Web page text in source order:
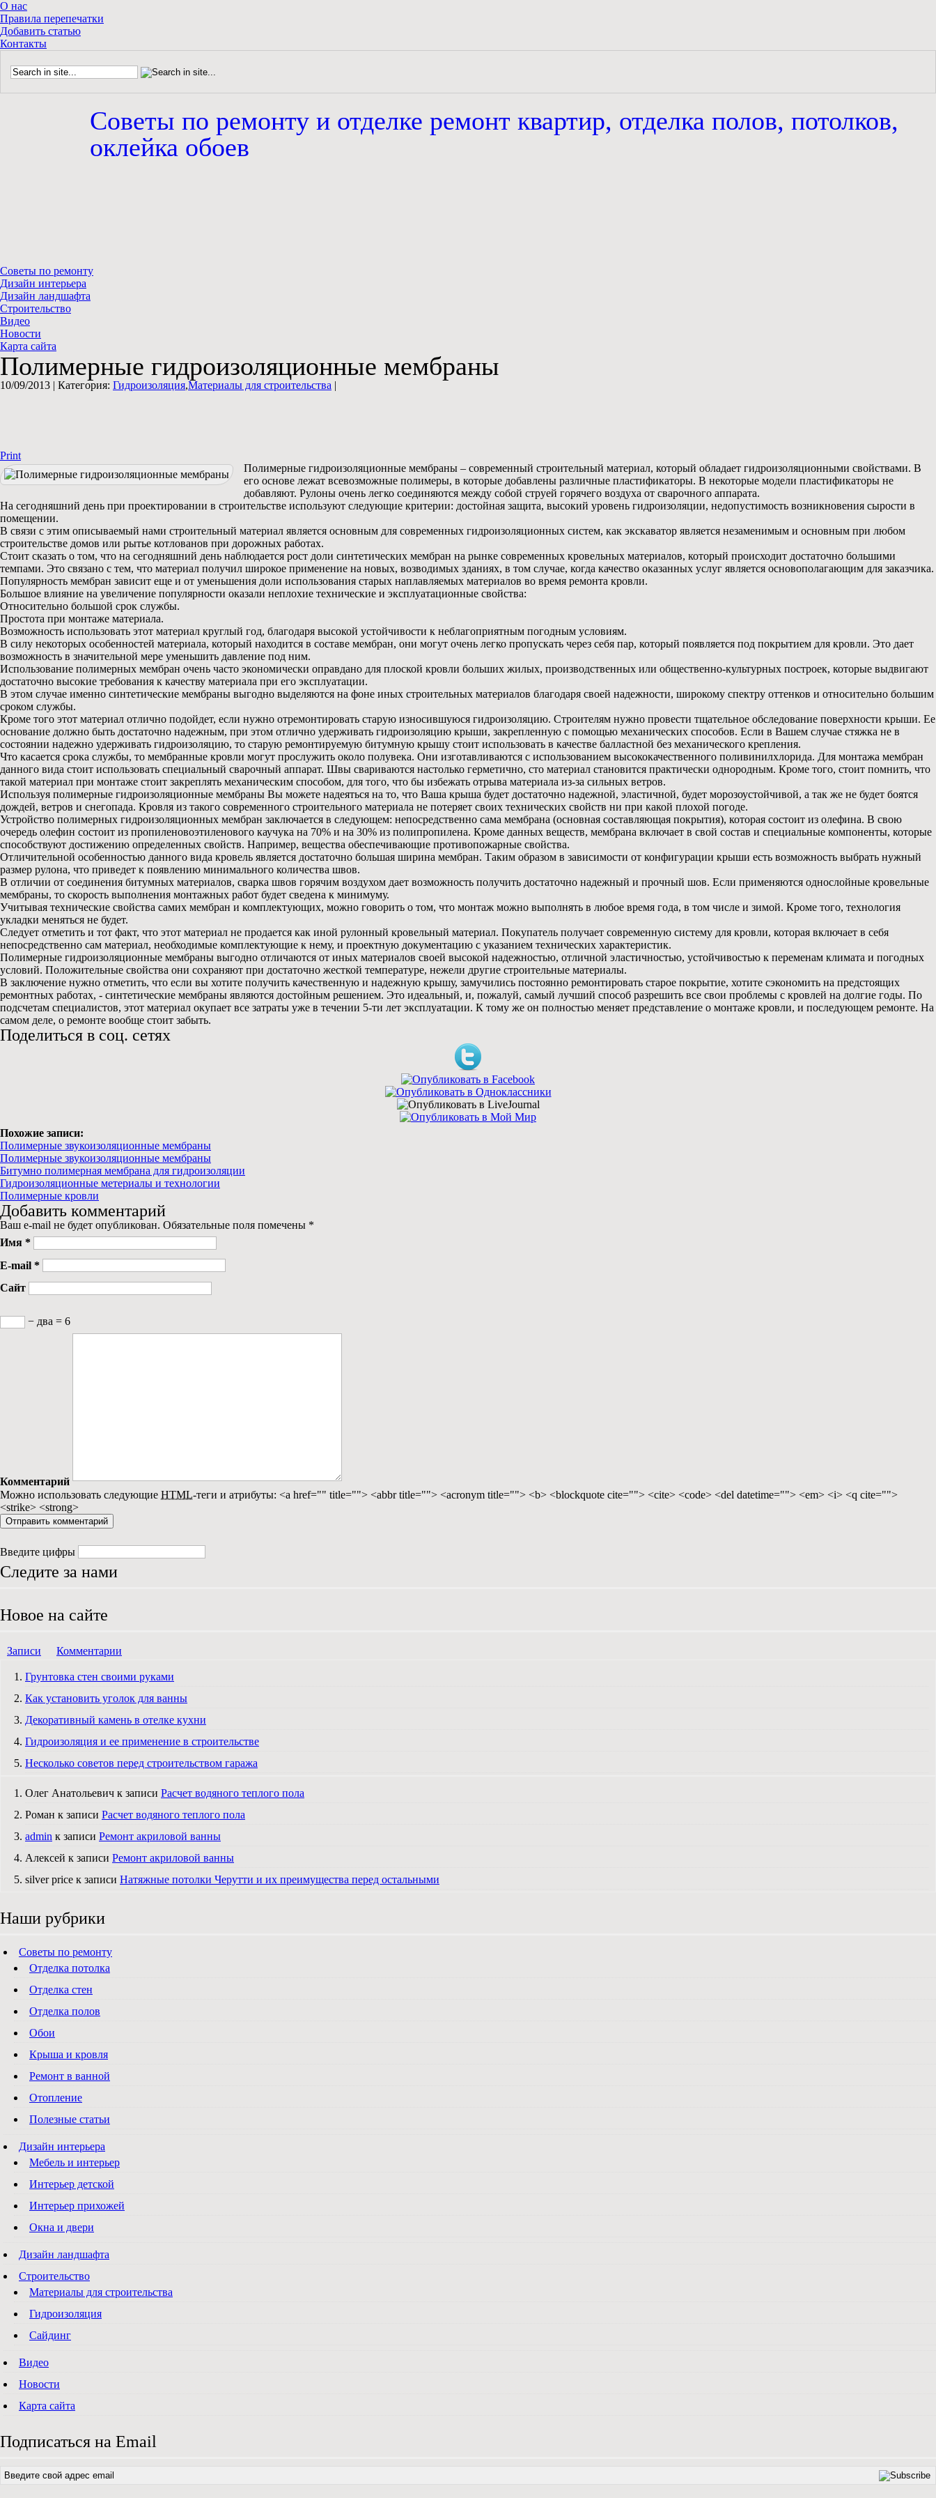
О нас
Правила перепечатки
Добавить статью
Контакты
Советы по ремонту и отделке ремонт квартир, отделка полов, потолков,
оклейка обоев
Советы по ремонту
Дизайн интерьера
Дизайн ландшафта
Строительство
Видео
Новости
Карта сайта
Полимерные гидроизоляционные мембраны
10/09/2013 | Категория: Гидроизоляция,Материалы для строительства |
Print
Полимерные гидроизоляционные мембраны – современный строительный материал, который обладает гидроизоляционными свойствами. В
его основе лежат всевозможные полимеры, в которые добавлены различные пластификаторы. В некоторые модели пластификаторы не
добавляют. Рулоны очень легко соединяются между собой струей горячего воздуха от сварочного аппарата.
На сегодняшний день при проектировании в строительстве используют следующие критерии: достойная защита, высокий уровень гидроизоляции, недопустимость возникновения сырости в
помещении.
В связи с этим описываемый нами строительный материал является основным для современных гидроизоляционных систем, как экскаватор является незаменимым и основным при любом
строительстве домов или рытье котлованов при дорожных работах.
Стоит сказать о том, что на сегодняшний день наблюдается рост доли синтетических мембран на рынке современных кровельных материалов, который происходит достаточно большими
темпами. Это связано с тем, что материал получил широкое применение на новых, возводимых зданиях, в том случае, когда качество оказанных услуг является основополагающим для заказчика.
Популярность мембран зависит еще и от уменьшения доли использования старых наплавляемых материалов во время ремонта кровли.
Большое влияние на увеличение популярности оказали неплохие технические и эксплуатационные свойства:
Относительно большой срок службы.
Простота при монтаже материала.
Возможность использовать этот материал круглый год, благодаря высокой устойчивости к неблагоприятным погодным условиям.
В силу некоторых особенностей материала, который находится в составе мембран, они могут очень легко пропускать через себя пар, который появляется под покрытием для кровли. Это дает
возможность в значительной мере уменьшить давление под ним.
Использование полимерных мембран очень часто экономически оправдано для плоской кровли больших жилых, производственных или общественно-культурных построек, которые выдвигают
достаточно высокие требования к качеству материала при его эксплуатации.
В этом случае именно синтетические мембраны выгодно выделяются на фоне иных строительных материалов благодаря своей надежности, широкому спектру оттенков и относительно большим
сроком службы.
Кроме того этот материал отлично подойдет, если нужно отремонтировать старую износившуюся гидроизоляцию. Строителям нужно провести тщательное обследование поверхности крыши. Ее
основание должно быть достаточно надежным, при этом отлично удерживать гидроизоляцию крыши, закрепленную с помощью механических способов. Если в Вашем случае стяжка не в
состоянии надежно удерживать гидроизоляцию, то старую ремонтируемую битумную крышу стоит использовать в качестве балластной без механического крепления.
Что касается срока службы, то мембранные кровли могут прослужить около полувека. Они изготавливаются с использованием высококачественного поливинилхлорида. Для монтажа мембран
данного вида стоит использовать специальный сварочный аппарат. Швы свариваются настолько герметично, сто материал становится практически однородным. Кроме того, стоит помнить, что
такой материал при монтаже стоит закреплять механическим способом, для того, что бы избежать отрыва материала из-за сильных ветров.
Используя полимерные гидроизоляционные мембраны Вы можете надеяться на то, что Ваша крыша будет достаточно надежной, эластичной, будет морозоустойчивой, а так же не будет боятся
дождей, ветров и снегопада. Кровля из такого современного строительного материала не потеряет своих технических свойств ни при какой плохой погоде.
Устройство полимерных гидроизоляционных мембран заключается в следующем: непосредственно сама мембрана (основная составляющая покрытия), которая состоит из олефина. В свою
очередь олефин состоит из пропиленовоэтиленового каучука на 70% и на 30% из полипропилена. Кроме данных веществ, мембрана включает в свой состав и специальные компоненты, которые
способствуют достижению определенных свойств. Например, вещества обеспечивающие противопожарные свойства.
Отличительной особенностью данного вида кровель является достаточно большая ширина мембран. Таким образом в зависимости от конфигурации крыши есть возможность выбрать нужный
размер рулона, что приведет к появлению минимального количества швов.
В отличии от соединения битумных материалов, сварка швов горячим воздухом дает возможность получить достаточно надежный и прочный шов. Если применяются однослойные кровельные
мембраны, то скорость выполнения монтажных работ будет сведена к минимуму.
Учитывая технические свойства самих мембран и комплектующих, можно говорить о том, что монтаж можно выполнять в любое время года, в том числе и зимой. Кроме того, технология
укладки меняться не будет.
Следует отметить и тот факт, что этот материал не продается как иной рулонный кровельный материал. Покупатель получает современную систему для кровли, которая включает в себя
непосредственно сам материал, необходимые комплектующие к нему, и проектную документацию с указанием технических характеристик.
Полимерные гидроизоляционные мембраны выгодно отличаются от иных материалов своей высокой надежностью, отличной эластичностью, устойчивостью к переменам климата и погодных
условий. Положительные свойства они сохраняют при достаточно жесткой температуре, нежели другие строительные материалы.
В заключение нужно отметить, что если вы хотите получить качественную и надежную крышу, замучились постоянно ремонтировать старое покрытие, хотите сэкономить на предстоящих
ремонтных работах, - синтетические мембраны являются достойным решением. Это идеальный, и, пожалуй, самый лучший способ разрешить все свои проблемы с кровлей на долгие годы. По
подсчетам специалистов, этот материал окупает все затраты уже в течении 5-ти лет эксплуатации. К тому же он полностью меняет представление о монтаже кровли, и последующем ремонте. На
самом деле, о ремонте вообще стоит забыть.
Поделиться в соц. сетях
Похожие записи:
Полимерные звукоизоляционные мембраны
Полимерные звукоизоляционные мембраны
Битумно полимерная мембрана для гидроизоляции
Гидроизоляционные метериалы и технологии
Полимерные кровли
Добавить комментарий
Ваш e-mail не будет опубликован. Обязательные поля помечены *
Имя *
E-mail *
Сайт
− два = 6
Комментарий
Можно использовать следующие HTML-теги и атрибуты: <a href="" title=""> <abbr title=""> <acronym title=""> <b> <blockquote cite=""> <cite> <code> <del datetime=""> <em> <i> <q cite="">
<strike> <strong>
Введите цифры
Следите за нами
Новое на сайте
Записи Комментарии
Грунтовка стен своими руками
Как установить уголок для ванны
Декоративный камень в отелке кухни
Гидроизоляция и ее применение в строительстве
Несколько советов перед строительством гаража
Олег Анатольевич к записи Расчет водяного теплого пола
Роман к записи Расчет водяного теплого пола
admin к записи Ремонт акриловой ванны
Алексей к записи Ремонт акриловой ванны
silver price к записи Натяжные потолки Черутти и их преимущества перед остальными
Наши рубрики
Советы по ремонту
Отделка потолка
Отделка стен
Отделка полов
Обои
Крыша и кровля
Ремонт в ванной
Отопление
Полезные статьи
Дизайн интерьера
Мебель и интерьер
Интерьер детской
Интерьер прихожей
Окна и двери
Дизайн ландшафта
Строительство
Материалы для строительства
Гидроизоляция
Сайдинг
Видео
Новости
Карта сайта
Подписаться на Email